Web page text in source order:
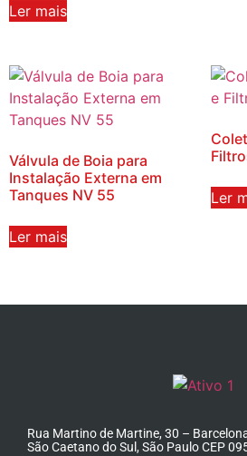
Ler mais
Válvula de Boia para
Instalação Externa em
Tanques NV 55
Ler mais
Ler
Rua Martino de Martine, 30 –
São Caetano do Sul, São Paulo CEP